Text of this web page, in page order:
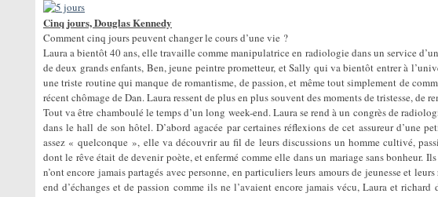
Cinq jours, Douglas Kennedy
Comment cinq jours peuvent changer le cours d’une vie ?
Laura a bientôt 40 ans, elle travaille comme manipulatrice en radiologie dans un service
de deux grands enfants, Ben, jeune peintre prometteur, et Sally qui va bientôt entrer à
une triste routine qui manque de romantisme, de passion, et même tout simplement de
récent chômage de Dan. Laura ressent de plus en plus souvent des moments de tristesse, de
Tout va être chamboulé le temps d’un long week-end. Laura se rend à un congrès de
dans le hall de son hôtel. D’abord agacée par certaines réflexions de cet assureur d’une
assez « quelconque », elle va découvrir au fil de leurs discussions un homme cultivé,
dont le rêve était de devenir poète, et enfermé comme elle dans un mariage sans bonheur.
n’ont encore jamais partagés avec personne, en particuliers leurs amours de jeunesse et
end d’échanges et de passion comme ils ne l’avaient encore jamais vécu, Laura et richard